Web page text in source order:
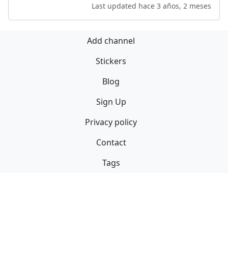
Last updated hace 3 años, 2 meses
Add channel
Stickers
Blog
Sign Up
Privacy policy
Contact
Tags